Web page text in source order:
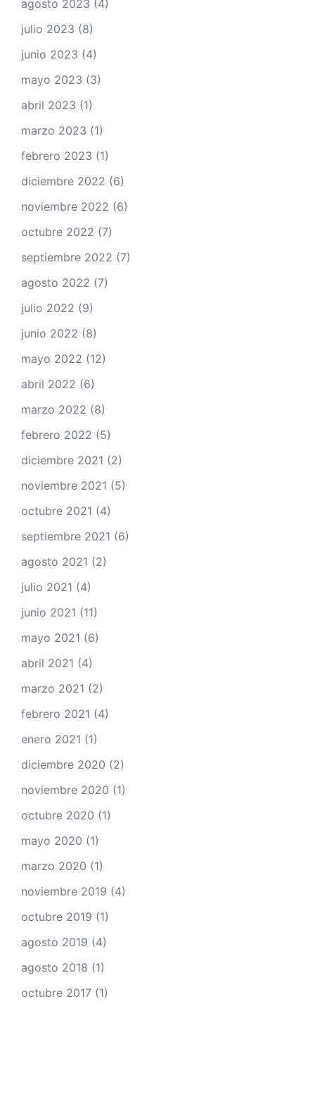
agosto 2023 (4)
julio 2023 (8)
junio 2023 (4)
mayo 2023 (3)
abril 2023 (1)
marzo 2023 (1)
febrero 2023 (1)
diciembre 2022 (6)
noviembre 2022 (6)
octubre 2022 (7)
septiembre 2022 (7)
agosto 2022 (7)
julio 2022 (9)
junio 2022 (8)
mayo 2022 (12)
abril 2022 (6)
marzo 2022 (8)
febrero 2022 (5)
diciembre 2021 (2)
noviembre 2021 (5)
octubre 2021 (4)
septiembre 2021 (6)
agosto 2021 (2)
julio 2021 (4)
junio 2021 (11)
mayo 2021 (6)
abril 2021 (4)
marzo 2021 (2)
febrero 2021 (4)
enero 2021 (1)
diciembre 2020 (2)
noviembre 2020 (1)
octubre 2020 (1)
mayo 2020 (1)
marzo 2020 (1)
noviembre 2019 (4)
octubre 2019 (1)
agosto 2019 (4)
agosto 2018 (1)
octubre 2017 (1)